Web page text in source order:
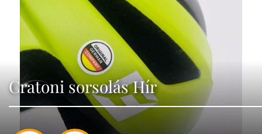
Cratoni sorsolás Hír